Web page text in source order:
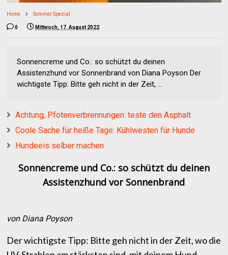
Home Sommer Spezial
0 Mittwoch, 17. August 2022
Sonnencreme und Co.: so schützt du deinen
Assistenzhund vor Sonnenbrand von Diana Poyson Der
wichtigste Tipp: Bitte geh nicht in der Zeit, ...
Achtung, Pfotenverbrennungen: teste den Asphalt
Coole Sache für heiße Tage: Kühlwesten für Hunde
Hundeeis selber machen
Sonnencreme und Co.: so schützt du deinen
Assistenzhund vor Sonnenbrand
von Diana Poyson
Der wichtigste Tipp: Bitte geh nicht in der Zeit, wo die